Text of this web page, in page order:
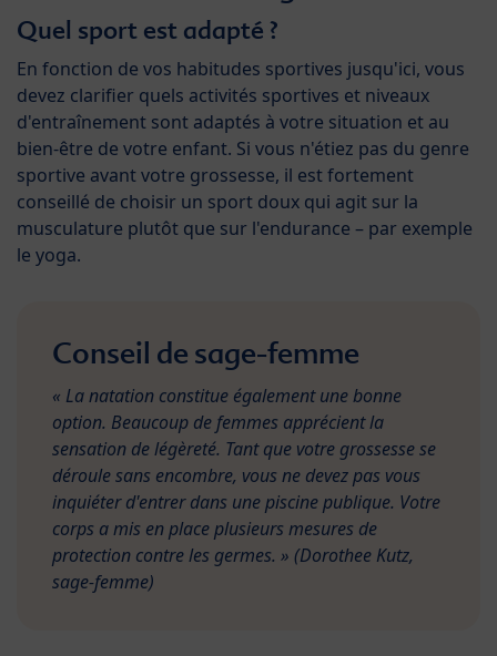
Quel sport est adapté ?
En fonction de vos habitudes sportives jusqu'ici, vous
devez clarifier quels activités sportives et niveaux
d'entraînement sont adaptés à votre situation et au
bien-être de votre enfant. Si vous n'étiez pas du genre
sportive avant votre grossesse, il est fortement
conseillé de choisir un sport doux qui agit sur la
musculature plutôt que sur l'endurance – par exemple
le yoga.
Conseil de sage-femme
« La natation constitue également une bonne
option. Beaucoup de femmes apprécient la
sensation de légèreté. Tant que votre grossesse se
déroule sans encombre, vous ne devez pas vous
inquiéter d'entrer dans une piscine publique. Votre
corps a mis en place plusieurs mesures de
protection contre les germes. » (Dorothee Kutz,
sage-femme)